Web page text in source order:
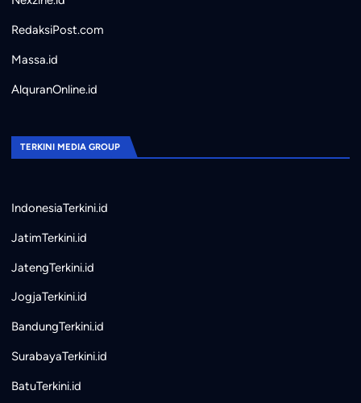
RedaksiPost.com
Massa.id
AlquranOnline.id
TERKINI MEDIA GROUP
IndonesiaTerkini.id
JatimTerkini.id
JatengTerkini.id
JogjaTerkini.id
BandungTerkini.id
SurabayaTerkini.id
BatuTerkini.id